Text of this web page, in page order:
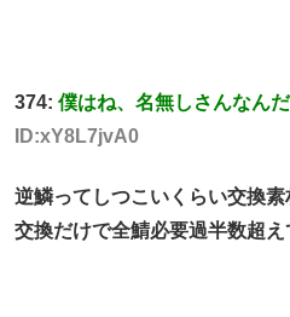
374: 僕はね、名無しさんなんだ
ID:xY8L7jvA0
逆鱗ってしつこいくらい交換
交換だけで全鯖必要過半数超え